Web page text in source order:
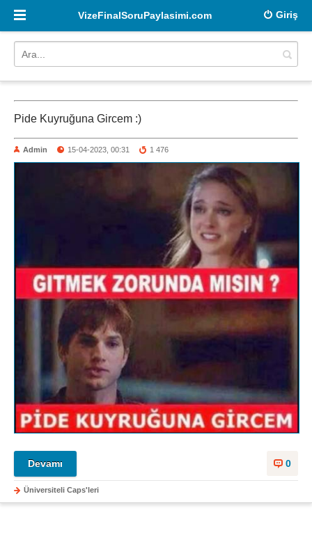
Giriş
VizeFinalSoruPaylasimi.com
Pide Kuyruğuna Gircem :)
Admin 15-04-2023, 00:31 1 476
0
Devamı
Üniversiteli Caps'leri